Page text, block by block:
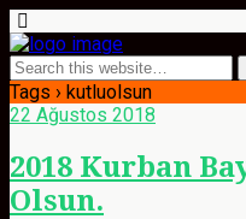
Tags › kutluolsun
22 Ağustos 2018
2018 Kurban
Olsun.